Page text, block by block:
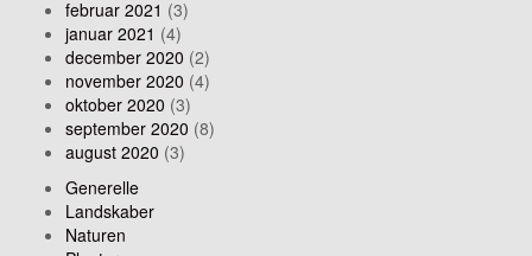
februar 2021 (3)
januar 2021 (4)
december 2020 (2)
november 2020 (4)
oktober 2020 (3)
september 2020 (8)
august 2020 (3)
Generelle
Landskaber
Naturen